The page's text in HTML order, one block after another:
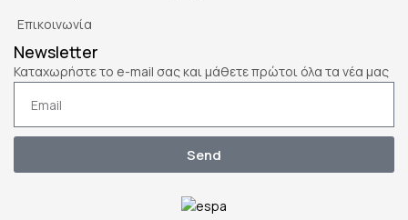
Επικοινωνία
Newsletter
Καταχωρήστε το e-mail σας και μάθετε πρώτοι όλα τα νέα μας
Send